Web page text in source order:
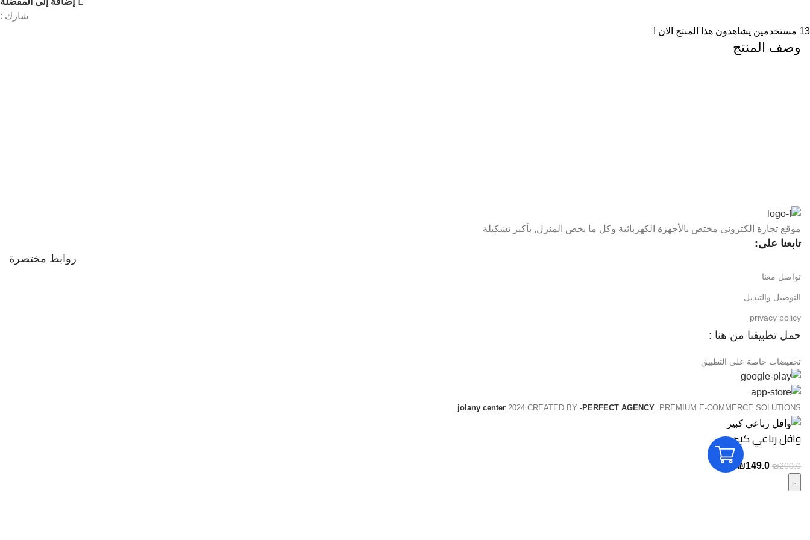
شارك :
13 مستخدمين يشاهدون هذا المنتج الان !
وصف المنتج
موقع تجارة الكتروني مختص بالأجهزة الكهربائية وكل ما يخص المنزل, بأكبر تشكيلة
تابعنا على:
روابط مختصرة
تواصل معنا
التوصيل والتبديل
privacy policy
حمل تطبيقنا من هنا :
تخفيضات خاصة على التطبيق
jolany center 2024 CREATED BY -PERFECT AGENCY. PREMIUM E-COMMERCE SOLUTIONS.
وافل رباعي كبير
₪200.0
السعر₪149.0
السعر